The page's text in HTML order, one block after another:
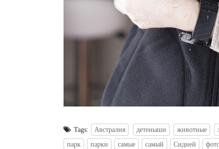
Tags: Австралия детеныши животные
парк
парки самые самый Сидней